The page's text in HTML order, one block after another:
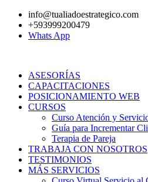
contenido
info@tualiadoestrategico.com
+593999200479
Whats App
ASESORÍAS
CAPACITACIONES
POSICIONAMIENTO WEB
CURSOS
Curso Atención y
Guía para Incrementar
Terapia de Pareja
TRABAJA CON NOSOTROS
TESTIMONIOS
MÁS SERVICIOS